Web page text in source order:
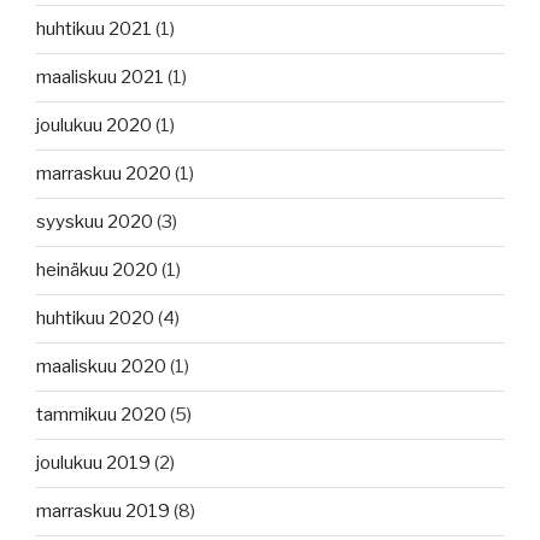
huhtikuu 2021 (1)
maaliskuu 2021 (1)
joulukuu 2020 (1)
marraskuu 2020 (1)
syyskuu 2020 (3)
heinäkuu 2020 (1)
huhtikuu 2020 (4)
maaliskuu 2020 (1)
tammikuu 2020 (5)
joulukuu 2019 (2)
marraskuu 2019 (8)